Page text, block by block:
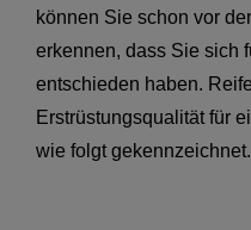
können Sie schon vor
erkennen, dass Sie sich
entschieden haben.
Erstrüstungsqualität für
wie folgt gekennzeichnet.